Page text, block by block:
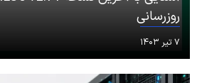
روزرسانی‌
۷ تیر ۱۴۰۳